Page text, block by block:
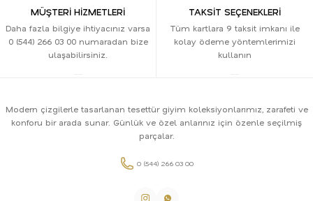
MÜŞTERİ HİZMETLERİ
Daha fazla bilgiye ihtiyacınız varsa
0 (544) 266 03 00 numaradan bize
ulaşabilirsiniz.
TAKSİT SEÇENEKLERİ
Tüm kartlara 9 taksit imkanı ile
kolay ödeme yöntemlerimizi
kullanın
Modern çizgilerle tasarlanan tesettür giyim koleksiyonlarımız, zarafeti ve
konforu bir arada sunar. Günlük ve özel anlarınız için özenle seçilmiş
parçalar.
0 (544) 266 03 00